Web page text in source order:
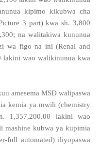
kipimo kikubwa cha
3 part) kwa sh. 3,800
na walitakiwa kununua
wa figo na ini (Renal and
lakini wao walikinunua kwa
amesema MSD walipaswa
kemia ya mwili (chemistry
1,357,200.00 lakini wao
mashine kubwa ya kupimia
full automated) iliyopaswa